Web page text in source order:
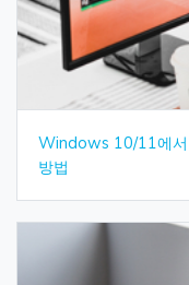
Windows 10/11에서
방법